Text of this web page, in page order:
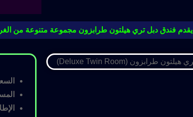
يقدم فندق دبل تري هيلتون طرابزون مجموعة متنوعة من الغرف